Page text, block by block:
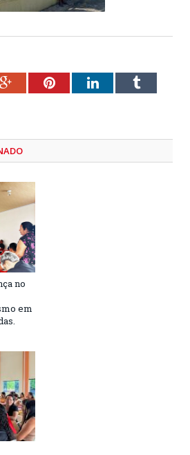
Google+PinterestLinkedInTumblr
no
em